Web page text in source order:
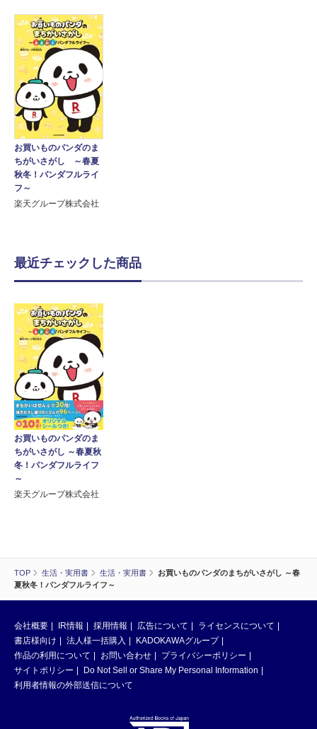
TOP 生活・実用書 生活・実用書
お買いものパンダのまちがいさがし ～春
夏秋冬！パンダフルライフ～
お買いものパンダのま
ちがいさがし ～春夏
秋冬！パンダフルライ
フ～
楽天グループ株式会社
最近チェックした商品
お買いものパンダのま
ちがいさがし ～春夏秋
冬！パンダフルライフ
～
楽天グループ株式会社
会社概要 IR情報 採用情報 広告について
ライセンスについて
書店様向け
法人様一括購入
KADOKAWAグループ
作品の利用について
お問い合わせ
プライバシーポリシー
サイトポリシー
Do Not Sell or Share My Personal Information
利用者情報の外部送信について